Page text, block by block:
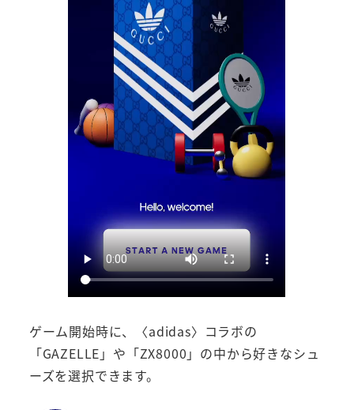
ゲーム開始時に、〈adidas〉コラボの
「GAZELLE」や「ZX8000」の中から好きなシュ
ーズを選択できます。